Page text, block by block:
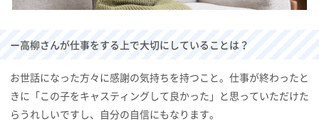
ー高柳さんが仕事をする上で大切にしていることは？
お世話になった方々に感謝の気持ちを持つこと。仕事が終わったと
きに「この子をキャスティングして良かった」と思っていただけた
らうれしいですし、自分の自信にもなります。